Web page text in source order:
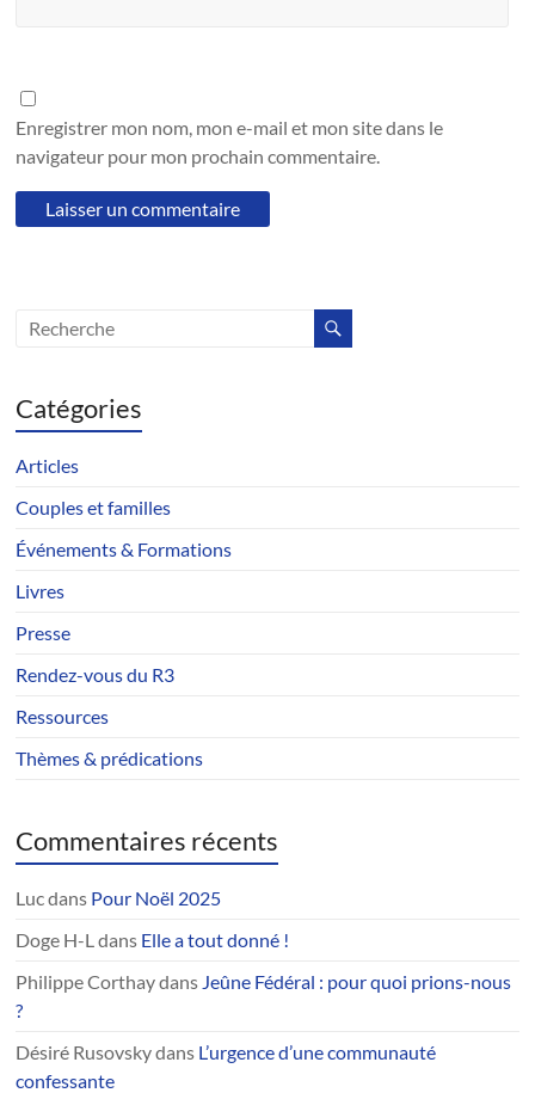
Enregistrer mon nom, mon e-mail et mon site dans le
navigateur pour mon prochain commentaire.
Catégories
Articles
Couples et familles
Événements & Formations
Livres
Presse
Rendez-vous du R3
Ressources
Thèmes & prédications
Commentaires récents
Lucdans Pour Noël 2025
Doge H-L dans Elle a tout donné !
Philippe Corthaydans Jeûne Fédéral : pour quoi prions-nous
?
Désiré Rusovskydans L’urgence d’une communauté
confessante